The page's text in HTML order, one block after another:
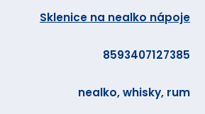
Sklenice na nealko nápoje
8593407127385
nealko, whisky, rum